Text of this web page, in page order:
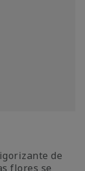
de
flores se